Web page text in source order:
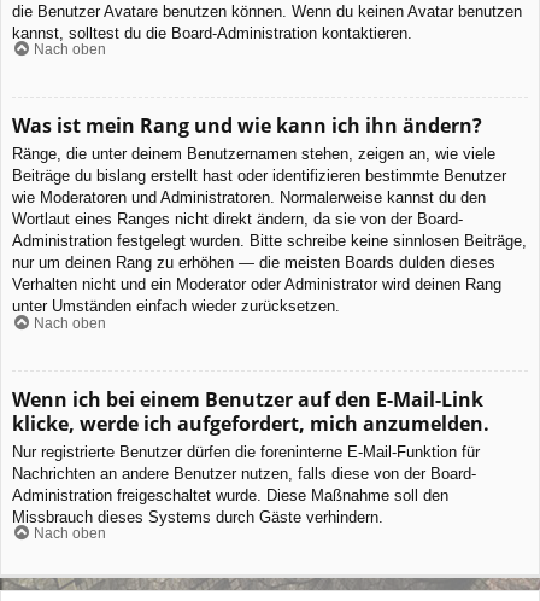
die Benutzer Avatare benutzen können. Wenn du keinen Avatar benutzen
kannst, solltest du die Board-Administration kontaktieren.
Nach oben
Was ist mein Rang und wie kann ich ihn ändern?
Ränge, die unter deinem Benutzernamen stehen, zeigen an, wie viele
Beiträge du bislang erstellt hast oder identifizieren bestimmte Benutzer
wie Moderatoren und Administratoren. Normalerweise kannst du den
Wortlaut eines Ranges nicht direkt ändern, da sie von der Board-
Administration festgelegt wurden. Bitte schreibe keine sinnlosen Beiträge,
nur um deinen Rang zu erhöhen — die meisten Boards dulden dieses
Verhalten nicht und ein Moderator oder Administrator wird deinen Rang
unter Umständen einfach wieder zurücksetzen.
Nach oben
Wenn ich bei einem Benutzer auf den E-Mail-Link
klicke, werde ich aufgefordert, mich anzumelden.
Nur registrierte Benutzer dürfen die foreninterne E-Mail-Funktion für
Nachrichten an andere Benutzer nutzen, falls diese von der Board-
Administration freigeschaltet wurde. Diese Maßnahme soll den
Missbrauch dieses Systems durch Gäste verhindern.
Nach oben